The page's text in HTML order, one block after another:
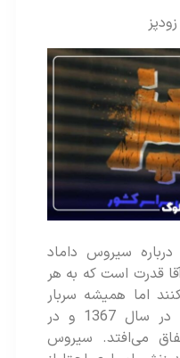
سیروس داماد
است که به هر
همیشه سربار
پدرزن خود هستند. داستان در سال 1367 و در
سیروس